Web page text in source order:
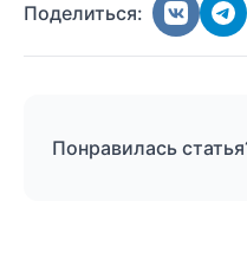
Поделиться:
Понравилась